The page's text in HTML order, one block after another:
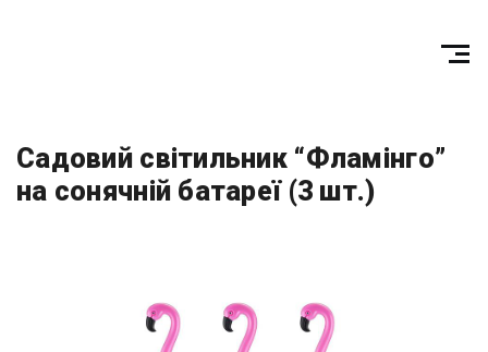
Садовий світильник “Фламінго”
на сонячній батареї (3 шт.)